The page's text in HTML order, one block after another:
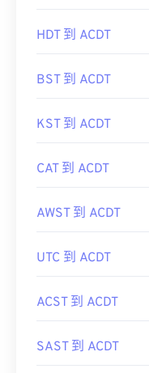
HDT 到 ACDT
BST 到 ACDT
KST 到 ACDT
CAT 到 ACDT
AWST 到 ACDT
UTC 到 ACDT
ACST 到 ACDT
SAST 到 ACDT